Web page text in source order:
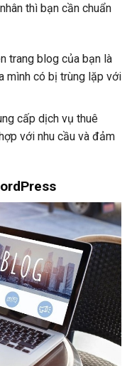
thì bạn cần chuẩn
trang blog của bạn là
mình có bị trùng lặp với
cấp dịch vụ thuê
với nhu cầu và đảm